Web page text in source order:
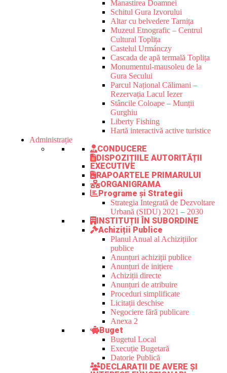
Manastirea Doamnei
Schitul Gura Izvorului
Altar cu belvedere Tarnița
Muzeul Etnografic – Centrul
Cultural Toplița
Castelul Urmánczy
Cascada de apă termală Toplița
Monumentul-mausoleu de la
Gura Secului
Parcul Național Călimani –
Rezervația Lacul Iezer
Stâncile Coloape – Munții
Gurghiu
Liberty Fishing
Hartă interactivă active turistice
Administrație
CONDUCERE
DISPOZIȚIILE AUTORITĂȚII
EXECUTIVE
RAPOARTELE PRIMARULUI
ORGANIGRAMA
Programe și Strategii
Strategia Integrată de Dezvoltare
Urbană (SIDU) 2021 – 2030
INSTITUȚII ÎN SUBORDINE
Achiziții Publice
Planul Anual al Achizițiilor
publice
Anunțuri achiziții publice
Anunțuri de inițiere
Achiziții directe
Anunțuri de atribuire
Proceduri simplificate
Licitații deschise
Negociere fără publicare
Anexa 2
Buget
Bugetul Local
Execuție Bugetară
Datorie Publică
DECLARAȚII DE AVERE ȘI